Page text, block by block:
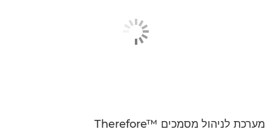
מערכת לניהול מסמכים Therefore™‎